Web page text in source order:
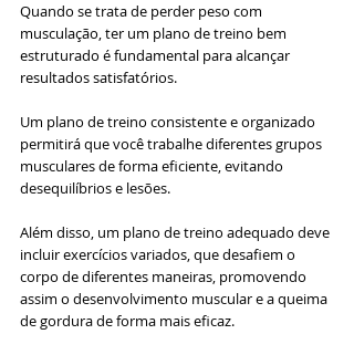
Quando se trata de perder peso com
musculação, ter um plano de treino bem
estruturado é fundamental para alcançar
resultados satisfatórios.
Um plano de treino consistente e organizado
permitirá que você trabalhe diferentes grupos
musculares de forma eficiente, evitando
desequilíbrios e lesões.
Além disso, um plano de treino adequado deve
incluir exercícios variados, que desafiem o
corpo de diferentes maneiras, promovendo
assim o desenvolvimento muscular e a queima
de gordura de forma mais eficaz.